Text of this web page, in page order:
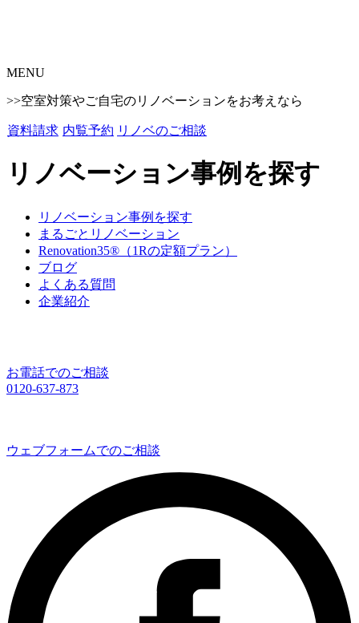
MENU
>>空室対策やご自宅のリノベーションをお考えなら
資料請求 内覧予約 リノベのご相談
リノベーション事例を探す
リノベーション事例を探す
まるごとリノベーション
Renovation35®（1Rの定額プラン）
ブログ
よくある質問
企業紹介
お電話でのご相談
0120-637-873
ウェブフォームでのご相談